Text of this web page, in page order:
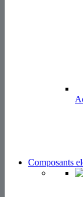
Composants